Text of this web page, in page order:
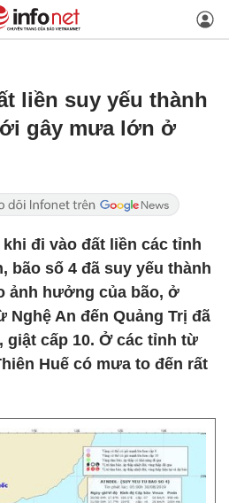
liền suy yếu thành
gây mưa lớn ở
khi đi vào đất liền các tỉnh
bão số 4 đã suy yếu thành
ảnh hưởng của bão, ở
Nghệ An đến Quảng Trị đã
giật cấp 10. Ở các tỉnh từ
Huế có mưa to đến rất